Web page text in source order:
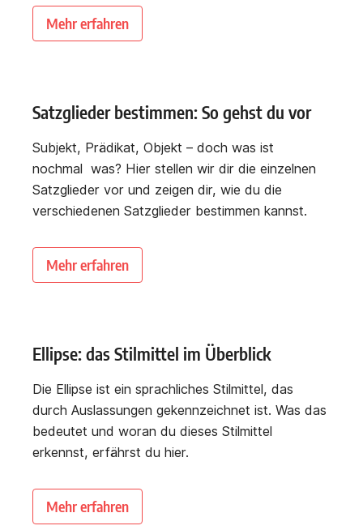
Mehr erfahren
Satzglieder bestimmen: So gehst du vor
Subjekt, Prädikat, Objekt – doch was ist
nochmal was? Hier stellen wir dir die einzelnen
Satzglieder vor und zeigen dir, wie du die
verschiedenen Satzglieder bestimmen kannst.
Mehr erfahren
Ellipse: das Stilmittel im Überblick
Die Ellipse ist ein sprachliches Stilmittel, das
durch Auslassungen gekennzeichnet ist. Was das
bedeutet und woran du dieses Stilmittel
erkennst, erfährst du hier.
Mehr erfahren